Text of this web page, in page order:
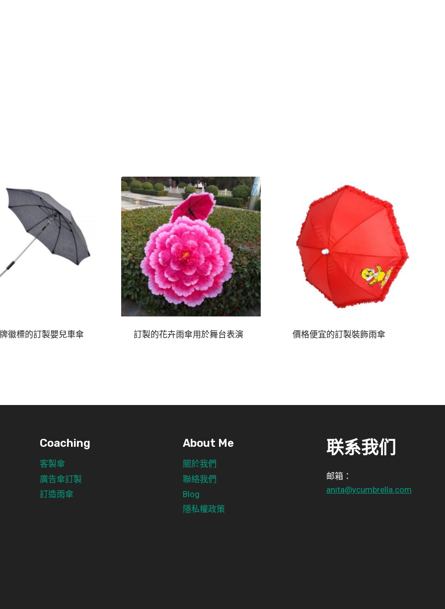
徽標的訂製嬰兒車傘 訂製的花卉雨傘用於舞台表演 價格便宜的訂製裝飾雨傘
Coaching
客製傘
廣告傘訂製
訂造雨傘
About Me
關於我們
聯絡我們
Blog
隱私權政策
联系我们
邮箱：
anita@ycumbrella.com